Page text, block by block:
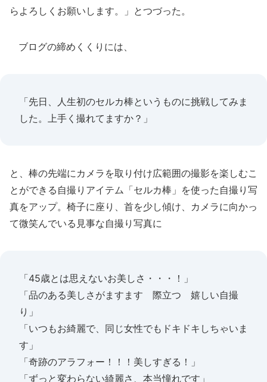
らよろしくお願いします。」とつづった。
ブログの締めくくりには、
「先日、人生初のセルカ棒というものに挑戦してみま
した。上手く撮れてますか？」
と、棒の先端にカメラを取り付け広範囲の撮影を楽しむこ
とができる自撮りアイテム「セルカ棒」を使った自撮り写
真をアップ。椅子に座り、首を少し傾け、カメラに向かっ
て微笑んでいる見事な自撮り写真に
「45歳とは思えないお美しさ・・・！」
「品のある美しさがますます 際立つ 嬉しい自撮
り」
「いつもお綺麗で、同じ女性でもドキドキしちゃいま
す」
「奇跡のアラフォー！！！美しすぎる！」
「ずっと変わらない綺麗さ、本当憧れです」